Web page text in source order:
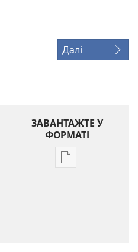
Далі
ЗАВАНТАЖТЕ У
ФОРМАТІ
Параметри